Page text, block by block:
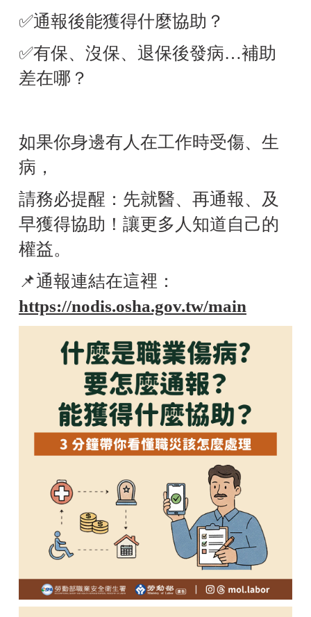
✅通報後能獲得什麼協助？
✅有保、沒保、退保後發病…補助
差在哪？
如果你身邊有人在工作時受傷、生
病，
請務必提醒：先就醫、再通報、及
早獲得協助！讓更多人知道自己的
權益。
📌通報連結在這裡：
https://nodis.osha.gov.tw/main